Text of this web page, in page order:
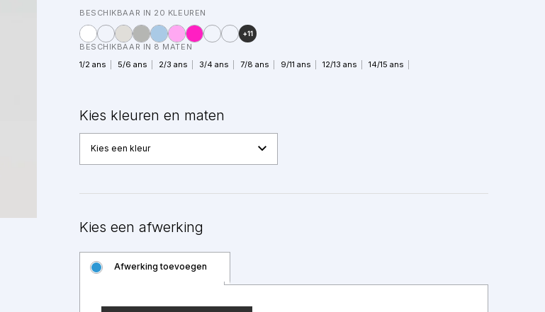
BESCHIKBAAR IN 20 KLEUREN
+11
BESCHIKBAAR IN 8 MATEN
1/2 ans
5/6 ans 2/3 ans 3/4 ans 7/8 ans 9/11 ans 12/13 ans 14/15 ans
Kies kleuren en maten
Kies een kleur
Kies een afwerking
Afwerking toevoegen